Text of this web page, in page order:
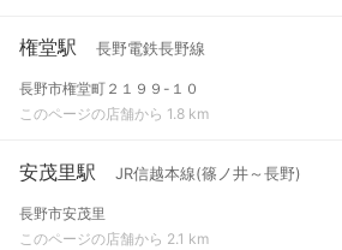
権堂駅 長野電鉄長野線
長野市権堂町２１９９-１０
このページの店舗から 1.8 km
安茂里駅 JR信越本線(篠ノ井～長野)
長野市安茂里
このページの店舗から 2.1 km